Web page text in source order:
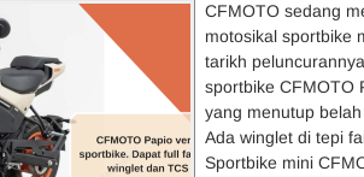
CFMOTO sedang
motosikal sportbike
tarikh
sportbike CFMOTO
yang menutup
Ada winglet di tepi
Sportbike mini